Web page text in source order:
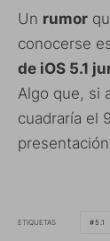
Un rumor
conocerse
de iOS 5.1
Algo que, si
cuadraría el
ETIQUETAS 5.1